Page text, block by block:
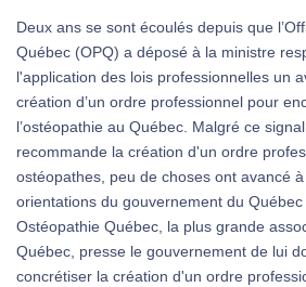
Deux ans se sont écoulés depuis que
Québec (OPQ) a déposé à la ministre
l'application des lois professionnelles un
création d’un ordre professionnel pour
l’ostéopathie au Québec. Malgré ce
recommande la création d'un ordre
ostéopathes, peu de choses ont avancé
orientations du gouvernement du
Ostéopathie Québec, la plus grande
Québec, presse le gouvernement de lui
concrétiser la création d'un ordre